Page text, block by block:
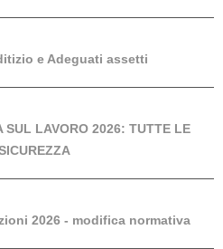
e Adeguati assetti
SUL LAVORO 2026: TUTTE LE
2026 - modifica normativa